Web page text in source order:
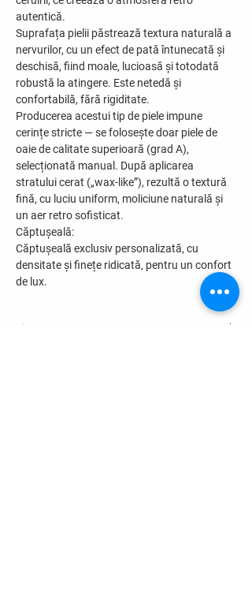
autentică.
Suprafața pielii păstrează textura naturală a
nervurilor, cu un efect de pată întunecată și
deschisă, fiind moale, lucioasă și totodată
robustă la atingere. Este netedă și
confortabilă, fără rigiditate.
Producerea acestui tip de piele impune
cerințe stricte — se folosește doar piele de
oaie de calitate superioară (grad A),
selecționată manual. După aplicarea
stratului cerat („wax-like”), rezultă o textură
fină, cu luciu uniform, moliciune naturală și
un aer retro sofisticat.
Căptușeală:
Căptușeală exclusiv personalizată, cu
densitate și finețe ridicată, pentru un confort
de lux.
Livrare